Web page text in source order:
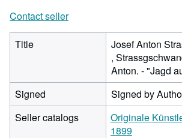
Contact seller
Title
Josef Anton
,
Anton. - "Jagd
Signed
Signed by
Seller catalogs
Originale
1899